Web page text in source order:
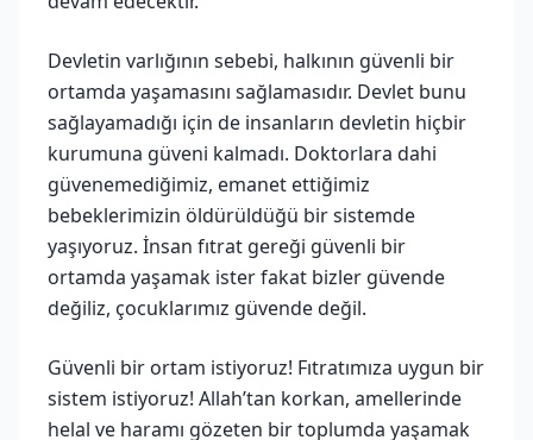
Devletin varlığının sebebi, halkının güvenli bir
ortamda yaşamasını sağlamasıdır. Devlet bunu
sağlayamadığı için de insanların devletin hiçbir
kurumuna güveni kalmadı. Doktorlara dahi
güvenemediğimiz, emanet ettiğimiz
bebeklerimizin öldürüldüğü bir sistemde
yaşıyoruz. İnsan fıtrat gereği güvenli bir
ortamda yaşamak ister fakat bizler güvende
değiliz, çocuklarımız güvende değil.
Güvenli bir ortam istiyoruz! Fıtratımıza uygun bir
sistem istiyoruz! Allah’tan korkan, amellerinde
helal ve haramı gözeten bir toplumda yaşamak